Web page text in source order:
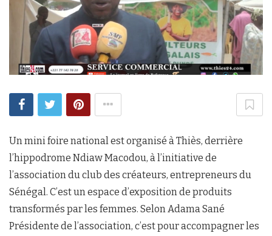
Un mini foire national est organisé à Thiès, derrière
l’hippodrome Ndiaw Macodou, à l’initiative de
l’association du club des créateurs, entrepreneurs du
Sénégal. C’est un espace d’exposition de produits
transformés par les femmes. Selon Adama Sané
Présidente de l’association, c’est pour accompagner les